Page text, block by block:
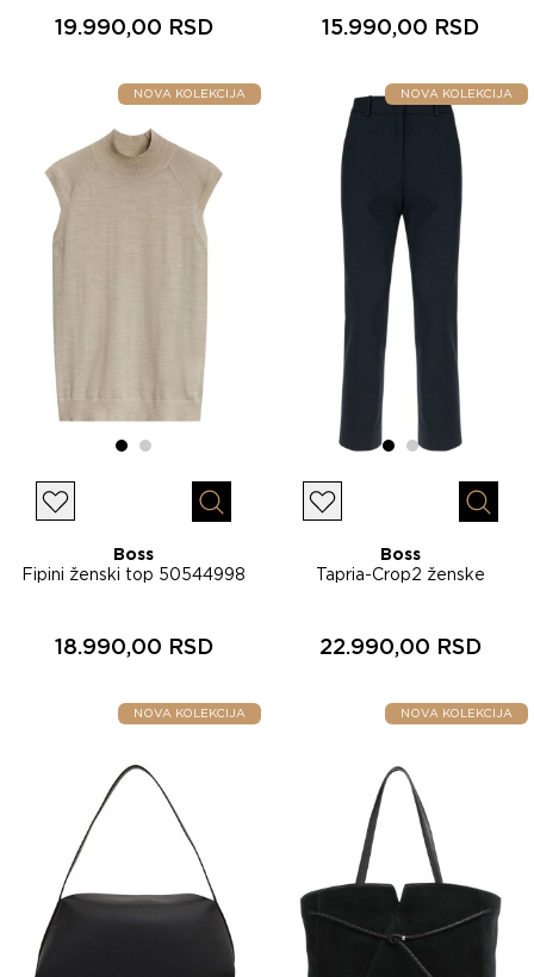
19.990,00 RSD 15.990,00 RSD
NOVA KOLEKCIJA
Lista želja Brzi pregled
Boss
Fipini ženski top 50544998
18.990,00 RSD
NOVA KOLEKCIJA
Lista želja Brzi
Boss
Tapria-Crop2 ženske
22.990,00 RSD
NOVA KOLEKCIJA NOVA KOLEKCIJA